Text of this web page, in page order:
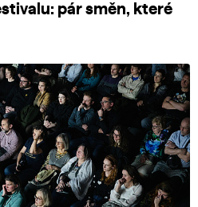
pár směn, které